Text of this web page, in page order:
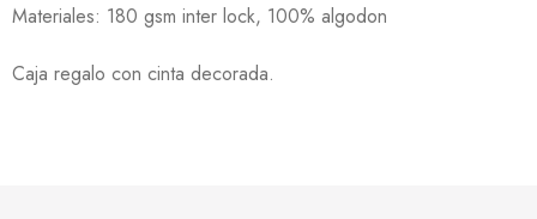
Materiales: 180 gsm inter lock, 100% algodon
Caja regalo con cinta decorada.